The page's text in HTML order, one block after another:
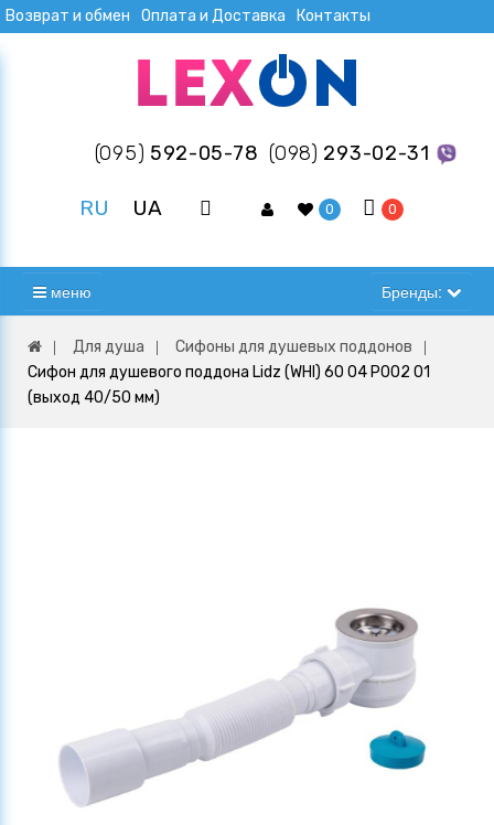
Возврат и обмен Оплата и Доставка Контакты
(095) 592-05-78 (098) 293-02-31
RU UA 0 0
меню Бренды:
Для душа
Сифоны для душевых поддонов
Сифон для душевого поддона Lidz (WHI) 60 04 P002 01
(выход 40/50 мм)